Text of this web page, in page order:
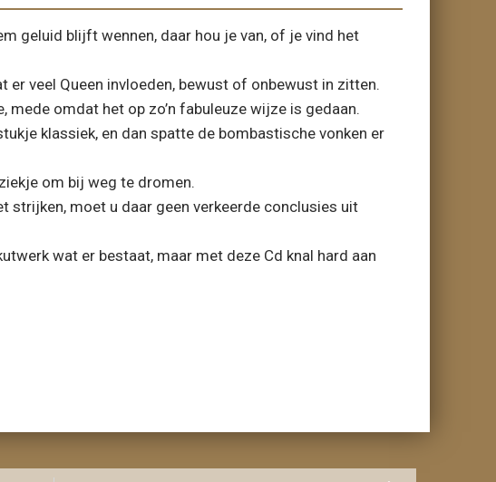
geluid blijft wennen, daar hou je van, of je vind het
er veel Queen invloeden, bewust of onbewust in zitten.
mede omdat het op zo’n fabuleuze wijze is gedaan.
klassiek, en dan spatte de bombastische vonken er
om bij weg te dromen.
strijken, moet u daar geen verkeerde conclusies uit
wat er bestaat, maar met deze Cd knal hard aan